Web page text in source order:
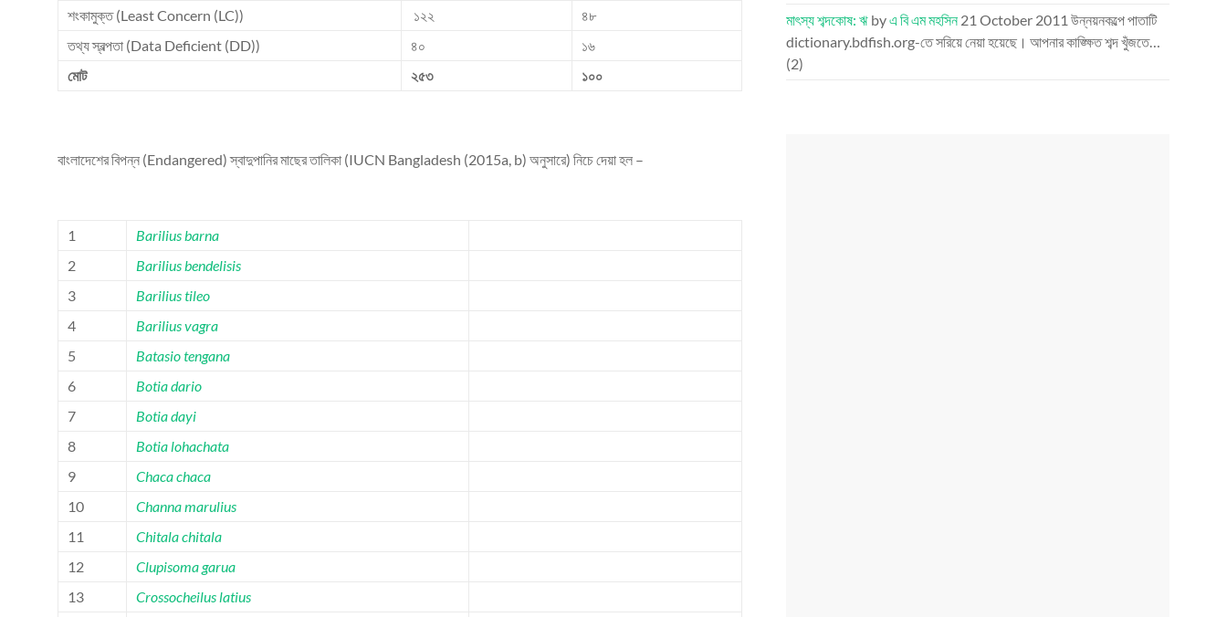
শংকামুক্ত (Least Concern (LC))
১২২
৪৮
তথ্য স্বল্পতা (Data Deficient (DD))
৪০
১৬
মোট
২৫৩ ১০০
বাংলাদেশের বিপন্ন (Endangered) স্বাদুপানির মাছের তালিকা (IUCN Bangladesh (2015a, b) অনুসারে) নিচে দেয়া হল –
1
Barilius barna
2
Barilius bendelisis
3
Barilius tileo
4
Barilius vagra
5
Batasio tengana
6
Botia dario
7
Botia dayi
8
Botia lohachata
9
Chaca chaca
10
Channa marulius
11
Chitala chitala
12
Clupisoma garua
13
Crossocheilus latius
মাৎস্য শব্দকোষ: ঋ byএ বি এম মহসিন 21 October 2011 উন্নয়নকল্পে পাতাটি
dictionary.bdfish.org-তে সরিয়ে নেয়া হয়েছে। আপনার কাঙ্ক্ষিত শব্দ খুঁজতে…
(2)